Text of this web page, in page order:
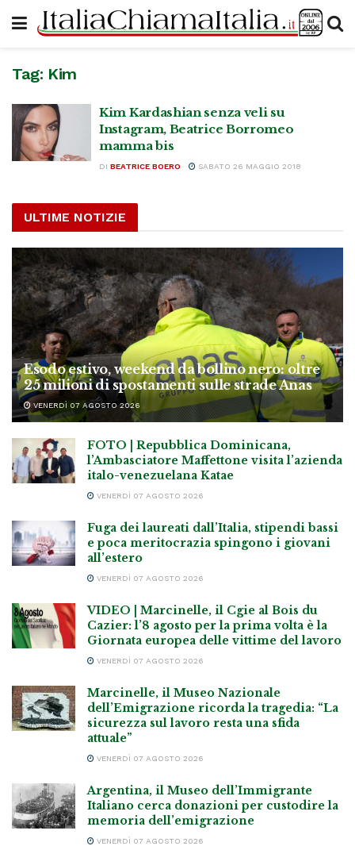
Tag: Kim
Kim Kardashian senza veli su
Instagram, Beatrice Borromeo
mamma bis
DI BEATRICE BOERO SABATO 26 MAGGIO 2018
ULTIME NOTIZIE
Esodo estivo, weekend da bollino nero: oltre
25 milioni di spostamenti sulle strade Anas
VENERDÌ 07 AGOSTO 2026
FOTO | Repubblica Dominicana,
l’Ambasciatore Maffettone visita l’azienda
italo-venezuelana Katae
VENERDÌ 07 AGOSTO 2026
Fuga dei laureati dall’Italia, stipendi bassi
e poca meritocrazia spingono i giovani
all’estero
VENERDÌ 07 AGOSTO 2026
VIDEO | Marcinelle, il Cgie al Bois du
Cazier: l’8 agosto per la prima volta è la
Giornata europea delle vittime del lavoro
VENERDÌ 07 AGOSTO 2026
Marcinelle, il Museo Nazionale
dell’Emigrazione ricorda la tragedia: “La
sicurezza sul lavoro resta una sfida
attuale”
VENERDÌ 07 AGOSTO 2026
Argentina, il Museo dell’Immigrante
Italiano cerca donazioni per custodire la
memoria dell’emigrazione
VENERDÌ 07 AGOSTO 2026